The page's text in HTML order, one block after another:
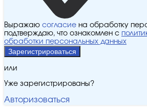
Выражаю согласие на обработку
подтверждаю, что ознакомлен с
обработки персональных данных
Зарегистрироваться
или
Уже зарегистрированы?
Авторизоваться